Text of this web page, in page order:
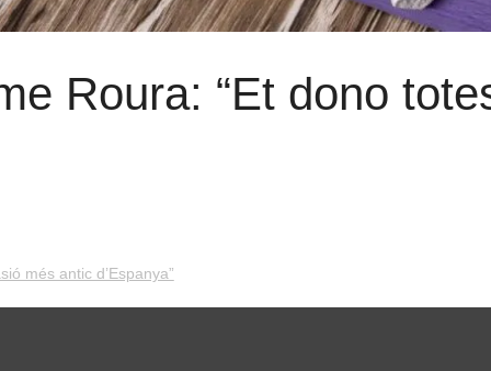
Roura: “Et dono
més antic d’Espanya”